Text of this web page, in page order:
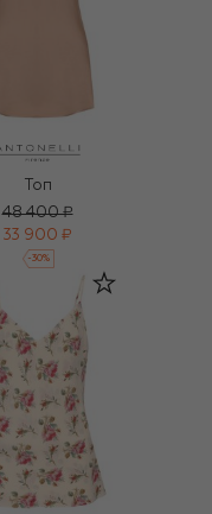
Топ
48 400 ₽
33 900 ₽
-30%